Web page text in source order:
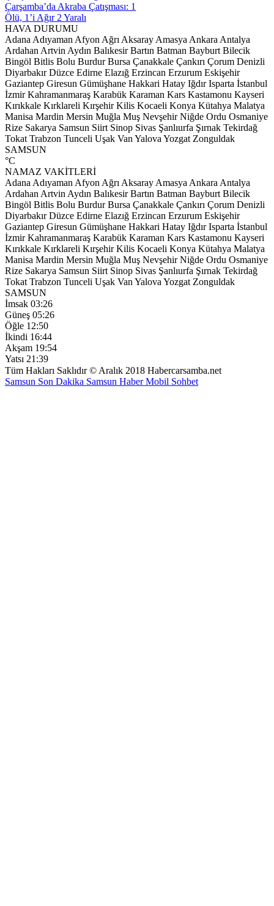
Çarşamba’da Akraba Çatışması: 1
Ölü, 1’i Ağır 2 Yaralı
HAVA DURUMU
Adana Adıyaman Afyon Ağrı Aksaray Amasya Ankara Antalya
Ardahan Artvin Aydın Balıkesir Bartın Batman Bayburt Bilecik
Bingöl Bitlis Bolu Burdur Bursa Çanakkale Çankırı Çorum Denizli
Diyarbakır Düzce Edirne Elazığ Erzincan Erzurum Eskişehir
Gaziantep Giresun Gümüşhane Hakkari Hatay Iğdır Isparta İstanbul
İzmir Kahramanmaraş Karabük Karaman Kars Kastamonu Kayseri
Kırıkkale Kırklareli Kırşehir Kilis Kocaeli Konya Kütahya Malatya
Manisa Mardin Mersin Muğla Muş Nevşehir Niğde Ordu Osmaniye
Rize Sakarya Samsun Siirt Sinop Sivas Şanlıurfa Şırnak Tekirdağ
Tokat Trabzon Tunceli Uşak Van Yalova Yozgat Zonguldak
SAMSUN
°C
NAMAZ VAKİTLERİ
Adana Adıyaman Afyon Ağrı Aksaray Amasya Ankara Antalya
Ardahan Artvin Aydın Balıkesir Bartın Batman Bayburt Bilecik
Bingöl Bitlis Bolu Burdur Bursa Çanakkale Çankırı Çorum Denizli
Diyarbakır Düzce Edirne Elazığ Erzincan Erzurum Eskişehir
Gaziantep Giresun Gümüşhane Hakkari Hatay Iğdır Isparta İstanbul
İzmir Kahramanmaraş Karabük Karaman Kars Kastamonu Kayseri
Kırıkkale Kırklareli Kırşehir Kilis Kocaeli Konya Kütahya Malatya
Manisa Mardin Mersin Muğla Muş Nevşehir Niğde Ordu Osmaniye
Rize Sakarya Samsun Siirt Sinop Sivas Şanlıurfa Şırnak Tekirdağ
Tokat Trabzon Tunceli Uşak Van Yalova Yozgat Zonguldak
SAMSUN
İmsak 03:26
Güneş 05:26
Öğle 12:50
İkindi 16:44
Akşam 19:54
Yatsı 21:39
Tüm Hakları Saklıdır © Aralık 2018 Habercarsamba.net
Samsun Son Dakika Samsun HaberMobil Sohbet